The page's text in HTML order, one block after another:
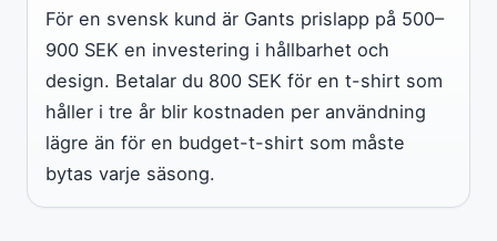
För en svensk kund är Gants prislapp på 500–
900 SEK en investering i hållbarhet och
design. Betalar du 800 SEK för en t-shirt som
håller i tre år blir kostnaden per användning
lägre än för en budget-t-shirt som måste
bytas varje säsong.